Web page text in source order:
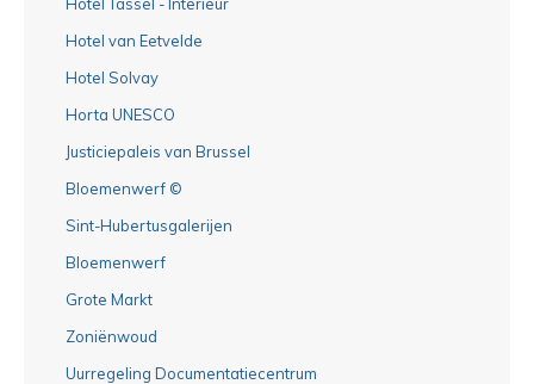
Hotel van Eetvelde
Hotel Solvay
Horta UNESCO
Justiciepaleis van Brussel
Bloemenwerf ©
Sint-Hubertusgalerijen
Bloemenwerf
Grote Markt
Zoniënwoud
Uurregeling Documentatiecentrum